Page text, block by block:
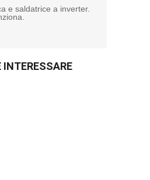
e saldatrice a inverter.
INTERESSARE